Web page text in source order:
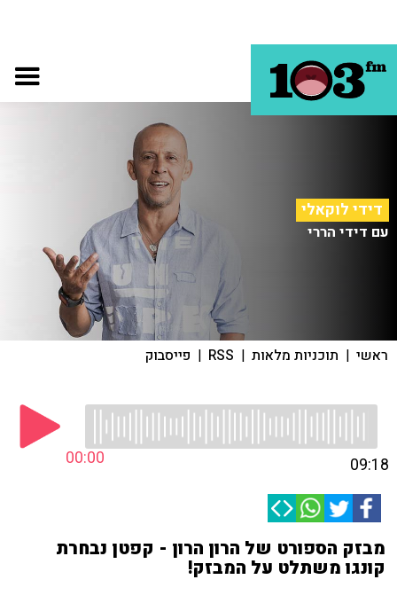
דידי לוקאלי
עם דידי הררי
ראשי | תוכניות מלאות |
RSS
| פייסבוק
00:00 09:18
מבזק הספורט של הרון הרון - קפטן נבחרת
קונגו משתלט על המבזק!